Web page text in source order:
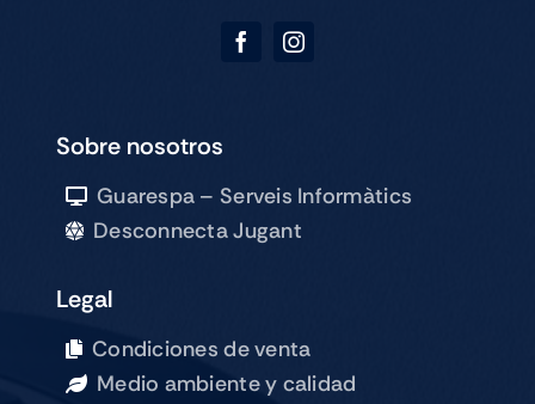
Sobre nosotros
Guarespa – Serveis Informàtics
Desconnecta Jugant
Legal
Condiciones de venta
Medio ambiente y calidad